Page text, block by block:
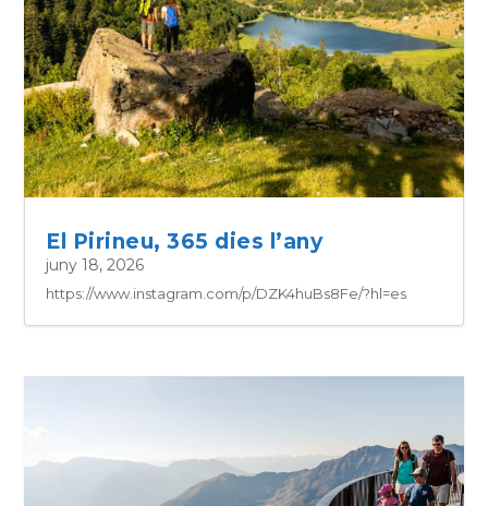
El Pirineu, 365 dies l’any
juny 18, 2026
https://www.instagram.com/p/DZK4huBs8Fe/?hl=es